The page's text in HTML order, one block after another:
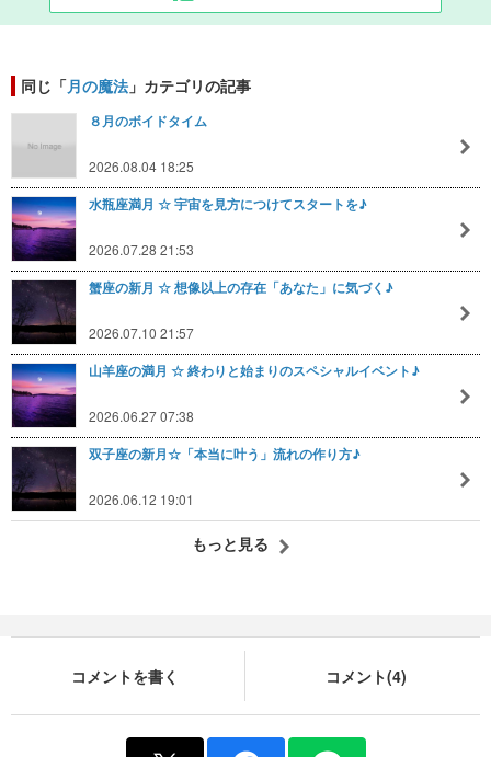
同じ「月の魔法 」カテゴリの記事
８月のボイドタイム
2026.08.04 18:25
水瓶座満月 ☆ 宇宙を見方につけてスタートを♪
2026.07.28 21:53
蟹座の新月 ☆ 想像以上の存在「あなた」に気づく♪
2026.07.10 21:57
山羊座の満月 ☆ 終わりと始まりのスペシャルイベント♪
2026.06.27 07:38
双子座の新月☆「本当に叶う」流れの作り方♪
2026.06.12 19:01
もっと見る
コメントを書く コメント(4)